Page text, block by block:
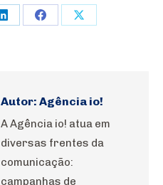
Share Share Share
Autor: Agência io!
A Agência io! atua em
diversas frentes da
comunicação:
campanhas de